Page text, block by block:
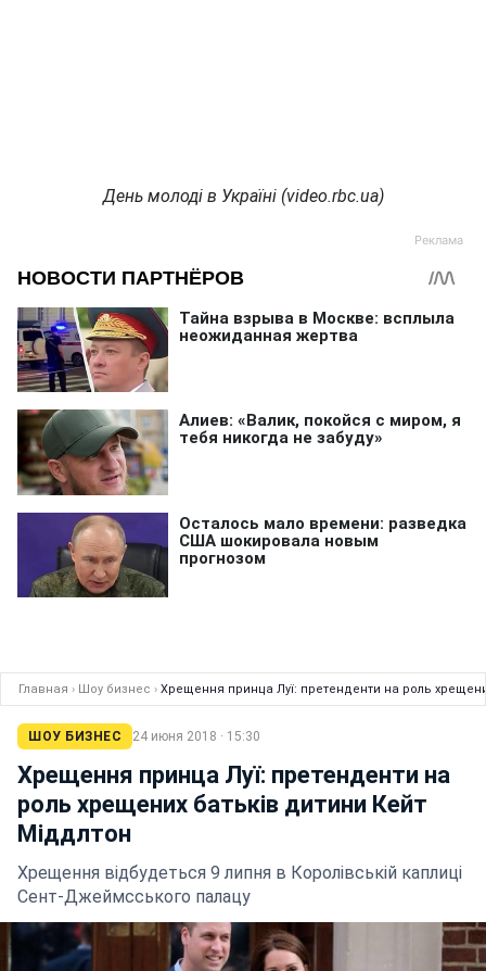
День молоді в Україні (video.rbc.ua)
Главная › Шоу бизнес › Хрещення принца Луї: претенденти на роль
ШОУ БИЗНЕС 24 июня 2018 · 15:30
Хрещення принца Луї: претенденти на
роль хрещених батьків дитини Кейт
Міддлтон
Хрещення відбудеться 9 липня в Королівській каплиці
Сент-Джеймсського палацу